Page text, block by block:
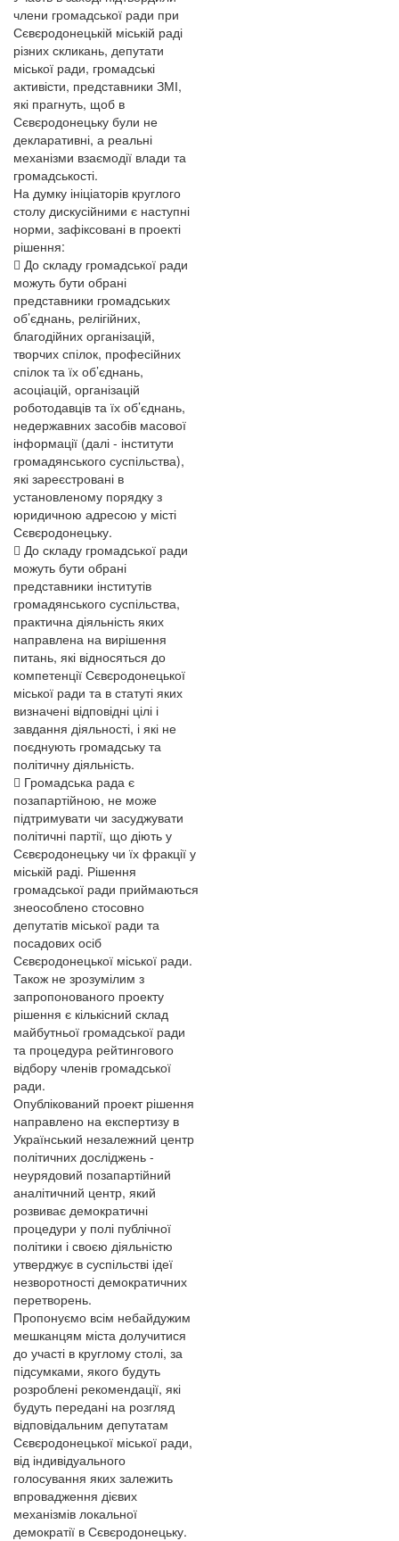
члени громадської ради при
Сєвєродонецькій міській раді
різних скликань, депутати
міської ради, громадські
активісти, представники ЗМІ,
які прагнуть, щоб в
Сєвєродонецьку були не
декларативні, а реальні
механізми взаємодії влади та
громадськості.
На думку ініціаторів круглого
столу дискусійними є наступні
норми, зафіксовані в проекті
рішення:
 До складу громадської ради
можуть бути обрані
представники громадських
об’єднань, релігійних,
благодійних організацій,
творчих спілок, професійних
спілок та їх об’єднань,
асоціацій, організацій
роботодавців та їх об’єднань,
недержавних засобів масової
інформації (далі - інститути
громадянського суспільства),
які зареєстровані в
установленому порядку з
юридичною адресою у місті
Сєвєродонецьку.
 До складу громадської ради
можуть бути обрані
представники інститутів
громадянського суспільства,
практична діяльність яких
направлена на вирішення
питань, які відносяться до
компетенції Сєвєродонецької
міської ради та в статуті яких
визначені відповідні цілі і
завдання діяльності, і які не
поєднують громадську та
політичну діяльність.
 Громадська рада є
позапартійною, не може
підтримувати чи засуджувати
політичні партії, що діють у
Сєвєродонецьку чи їх фракції у
міській раді. Рішення
громадської ради приймаються
знеособлено стосовно
депутатів міської ради та
посадових осіб
Сєвєродонецької міської ради.
Також не зрозумілим з
запропонованого проекту
рішення є кількісний склад
майбутньої громадської ради
та процедура рейтингового
відбору членів громадської
ради.
Опублікований проект рішення
направлено на експертизу в
Український незалежний центр
політичних досліджень -
неурядовий позапартійний
аналітичний центр, який
розвиває демократичні
процедури у полі публічної
політики і своєю діяльністю
утверджує в суспільстві ідеї
незворотності демократичних
перетворень.
Пропонуємо всім небайдужим
мешканцям міста долучитися
до участі в круглому столі, за
підсумками, якого будуть
розроблені рекомендації, які
будуть передані на розгляд
відповідальним депутатам
Сєвєродонецької міської ради,
від індивідуального
голосування яких залежить
впровадження дієвих
механізмів локальної
демократії в Сєвєродонецьку.